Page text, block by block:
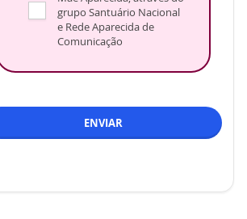
grupo Santuário Nacional
e Rede Aparecida de
Comunicação
ENVIAR